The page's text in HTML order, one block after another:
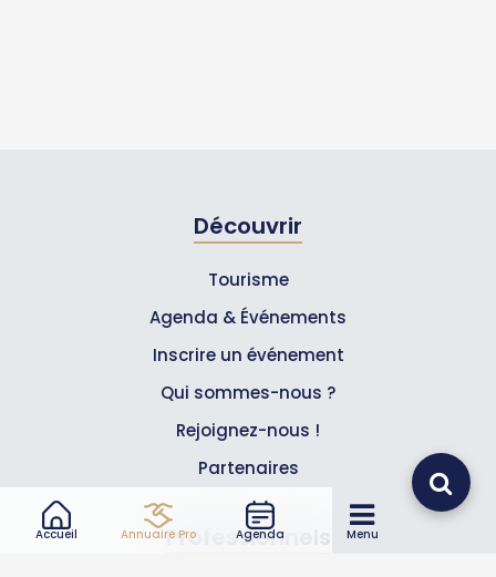
Accueil Annuaire Pro Agenda Menu
Découvrir
Tourisme
Agenda & Événements
Inscrire un événement
Qui sommes-nous ?
Rejoignez-nous !
Partenaires
Professionnels